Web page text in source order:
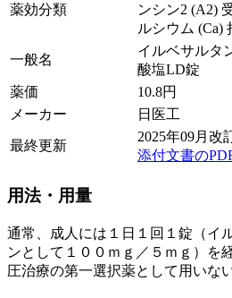
薬効分類
ンシン2 (A2)
ルシウム (Ca)
一般名
イルベサルタ
酸塩LD錠
薬価
10.8円
メーカー
日医工
最終更新
2025年09月改
添付文書の
用法・用量
通常、成人には１日１回１錠（イ
ンとして１００ｍｇ／５ｍｇ）を
圧治療の第一選択薬として用いない